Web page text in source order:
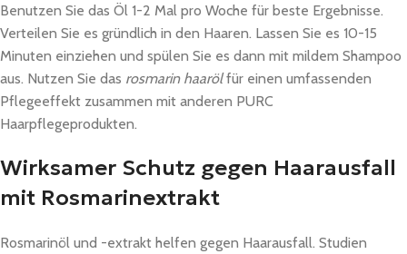
Benutzen Sie das Öl 1-2 Mal pro Woche für beste Ergebnisse.
Verteilen Sie es gründlich in den Haaren. Lassen Sie es 10-15
Minuten einziehen und spülen Sie es dann mit mildem Shampoo
aus. Nutzen Sie das rosmarin haarölfür einen umfassenden
Pflegeeffekt zusammen mit anderen PURC
Haarpflegeprodukten.
Wirksamer Schutz gegen Haarausfall
mit Rosmarinextrakt
Rosmarinöl und -extrakt helfen gegen Haarausfall. Studien